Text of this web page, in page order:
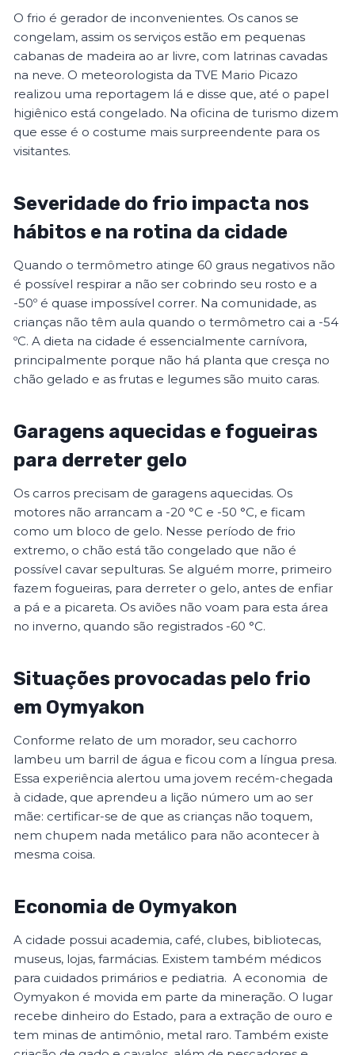
O frio é gerador de inconvenientes. Os canos se
congelam, assim os serviços estão em pequenas
cabanas de madeira ao ar livre, com latrinas cavadas
na neve. O meteorologista da TVE Mario Picazo
realizou uma reportagem lá e disse que, até o papel
higiênico está congelado. Na oficina de turismo dizem
que esse é o costume mais surpreendente para os
visitantes.
Severidade do frio impacta nos
hábitos e na rotina da cidade
Quando o termômetro atinge 60 graus negativos não
é possível respirar a não ser cobrindo seu rosto e a
-50º é quase impossível correr. Na comunidade, as
crianças não têm aula quando o termômetro cai a -54
ºC. A dieta na cidade é essencialmente carnívora,
principalmente porque não há planta que cresça no
chão gelado e as frutas e legumes são muito caras.
Garagens aquecidas e fogueiras
para derreter gelo
Os carros precisam de garagens aquecidas. Os
motores não arrancam a -20 °C e -50 °C, e ficam
como um bloco de gelo. Nesse período de frio
extremo, o chão está tão congelado que não é
possível cavar sepulturas. Se alguém morre, primeiro
fazem fogueiras, para derreter o gelo, antes de enfiar
a pá e a picareta. Os aviões não voam para esta área
no inverno, quando são registrados -60 °C.
Situações provocadas pelo frio
em Oymyakon
Conforme relato de um morador, seu cachorro
lambeu um barril de água e ficou com a língua presa.
Essa experiência alertou uma jovem recém-chegada
à cidade, que aprendeu a lição número um ao ser
mãe: certificar-se de que as crianças não toquem,
nem chupem nada metálico para não acontecer à
mesma coisa.
Economia de Oymyakon
A cidade possui academia, café, clubes, bibliotecas,
museus, lojas, farmácias. Existem também médicos
para cuidados primários e pediatria. A economia de
Oymyakon é movida em parte da mineração. O lugar
recebe dinheiro do Estado, para a extração de ouro e
tem minas de antimônio, metal raro. Também existe